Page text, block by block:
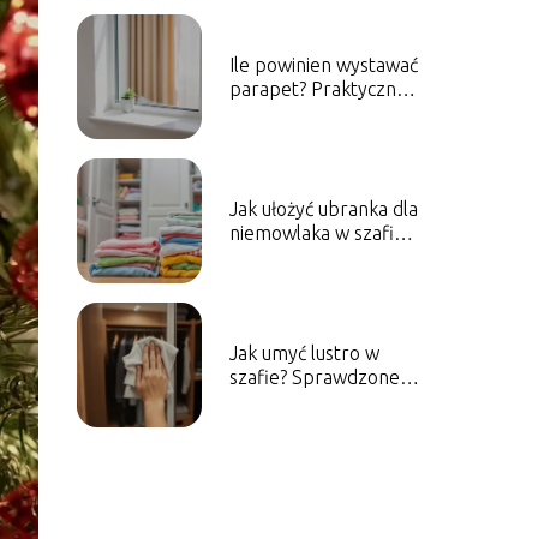
Ile powinien wystawać
parapet? Praktyczny
Jak ułożyć ubranka dla
niemowlaka w szafie?
Jak umyć lustro w
szafie? Sprawdzone